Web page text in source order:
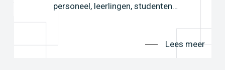
personeel, leerlingen, studenten…
Lees meer